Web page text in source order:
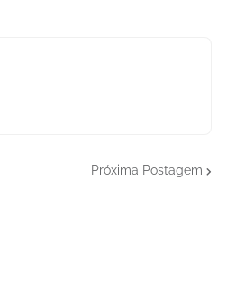
Próxima Postagem